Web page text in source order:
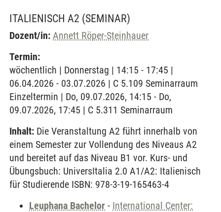
ITALIENISCH A2 (SEMINAR)
Dozent/in: Annett Röper-Steinhauer
Termin:
wöchentlich | Donnerstag | 14:15 - 17:45 |
06.04.2026 - 03.07.2026 | C 5.109 Seminarraum
Einzeltermin | Do, 09.07.2026, 14:15 - Do,
09.07.2026, 17:45 | C 5.311 Seminarraum
Inhalt: Die Veranstaltung A2 führt innerhalb von
einem Semester zur Vollendung des Niveaus A2
und bereitet auf das Niveau B1 vor. Kurs- und
Übungsbuch: UniversItalia 2.0 A1/A2: Italienisch
für Studierende ISBN: 978-3-19-165463-4
Leuphana Bachelor - International Center: